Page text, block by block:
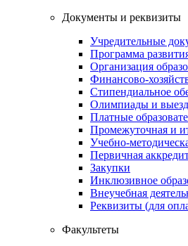
Документы и реквизиты
Учредительные
Программа
Организация
Финансово-
Стипендиальное
Олимпиады и
Платные
Промежуточная и
Учебно-
Первичная
Закупки
Инклюзивное
Внеучебная
Реквизиты (для
Факультеты